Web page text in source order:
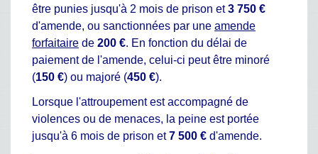
être punies jusqu'à 2 mois de prison et3 750 €
d'amende, ou sanctionnées par une amende
forfaitaire de 200 €. En fonction du délai de
paiement de l'amende, celui-ci peut être minoré
(150 €) ou majoré (450 €).
Lorsque l'attroupement est accompagné de
violences ou de menaces, la peine est portée
jusqu'à 6 mois de prison et7 500 € d'amende.